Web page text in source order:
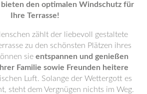
den optimalen Windschutz für
Ihre Terrasse!
zählt der liebevoll gestaltete
zu den schönsten Plätzen ihres
sie entspannen und genießen
Familie sowie Freunden heitere
Luft. Solange der Wettergott es
steht dem Vergnügen nichts im Weg.